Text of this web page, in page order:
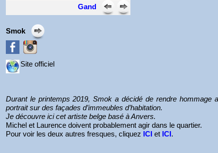
Gand
Smok
Site officiel
Durant le printemps 2019, Smok a décidé de rendre
portrait sur des façades d’immeubles d’habitation.
Je découvre ici cet artiste belge basé à Anvers.
Michel et Laurence doivent probablement agir dans le quartier.
Pour voir les deux autres fresques, cliquez ICI et ICI.